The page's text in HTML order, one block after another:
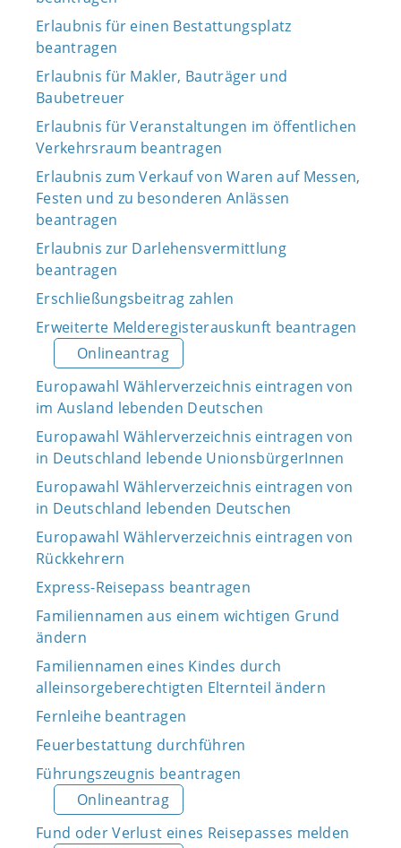
Erlaubnis für einen Bestattungsplatz
beantragen
Erlaubnis für Makler, Bauträger und
Baubetreuer
Erlaubnis für Veranstaltungen im öffentlichen
Verkehrsraum beantragen
Erlaubnis zum Verkauf von Waren auf Messen,
Festen und zu besonderen Anlässen
beantragen
Erlaubnis zur Darlehensvermittlung
beantragen
Erschließungsbeitrag zahlen
Erweiterte Melderegisterauskunft beantragen
Onlineantrag
Europawahl Wählerverzeichnis eintragen von
im Ausland lebenden Deutschen
Europawahl Wählerverzeichnis eintragen von
in Deutschland lebende UnionsbürgerInnen
Europawahl Wählerverzeichnis eintragen von
in Deutschland lebenden Deutschen
Europawahl Wählerverzeichnis eintragen von
Rückkehrern
Express-Reisepass beantragen
Familiennamen aus einem wichtigen Grund
ändern
Familiennamen eines Kindes durch
alleinsorgeberechtigten Elternteil ändern
Fernleihe beantragen
Feuerbestattung durchführen
Führungszeugnis beantragen
Onlineantrag
Fund oder Verlust eines Reisepasses melden